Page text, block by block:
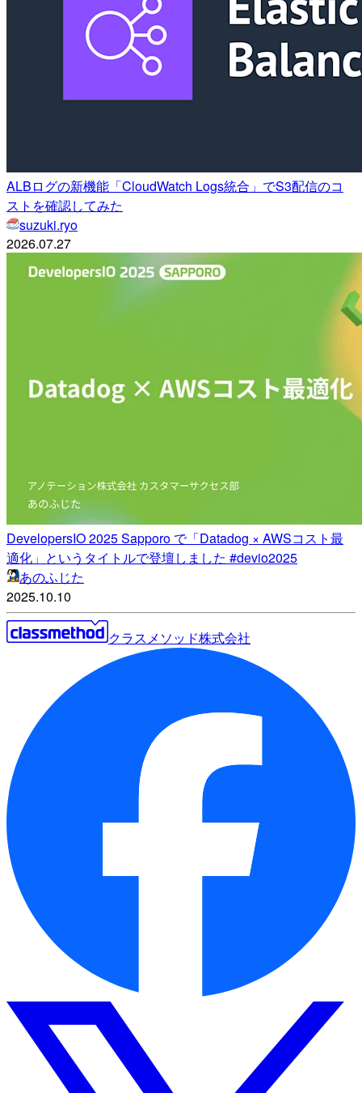
ALBログの新機能「CloudWatch Logs統合」でS3配信のコ
ストを確認してみた
suzuki.ryo
2026.07.27
DevelopersIO 2025 Sapporo で「Datadog × AWSコスト最
適化」というタイトルで登壇しました #devio2025
あのふじた
2025.10.10
クラスメソッド株式会社